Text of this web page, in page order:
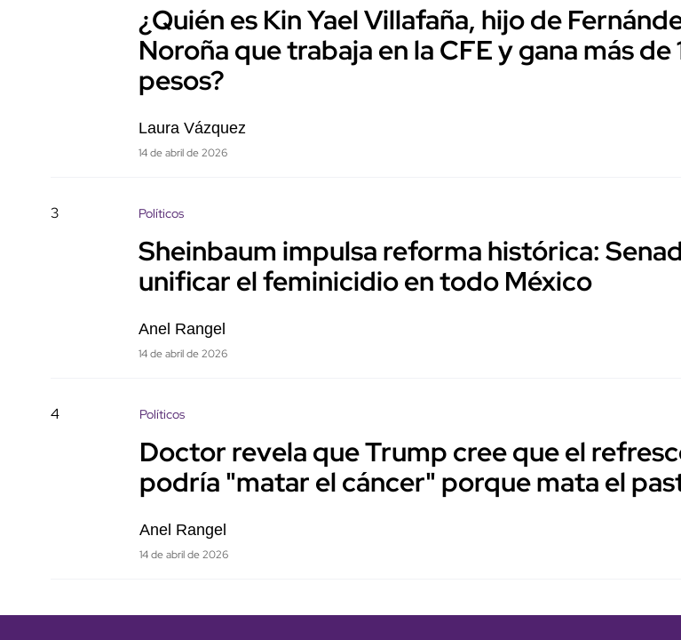
¿Quién es Kin Yael Villafaña, hijo de
Noroña que trabaja en la CFE y gana más de
pesos?
Laura Vázquez
14 de abril de 2026
3 Políticos
Sheinbaum impulsa reforma histórica:
unificar el feminicidio en todo México
Anel Rangel
14 de abril de 2026
4 Políticos
Doctor revela que Trump cree que el
podría "matar el cáncer" porque mata el
Anel Rangel
14 de abril de 2026